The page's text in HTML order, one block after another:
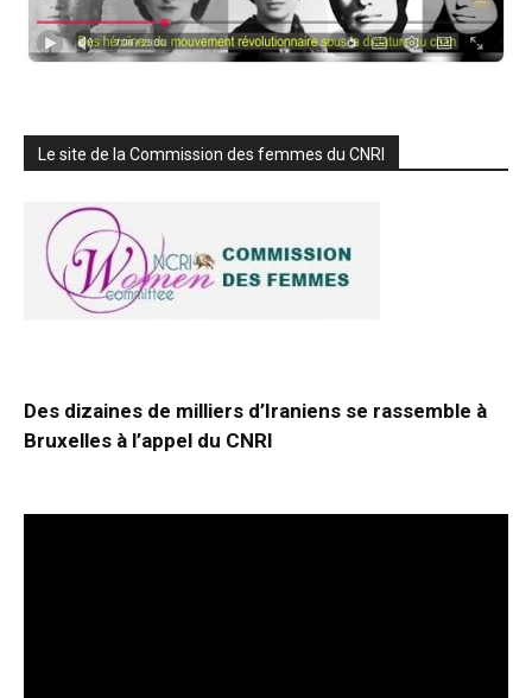
Le site de la Commission des femmes du CNRI
Des dizaines de milliers d’Iraniens se rassemble à
Bruxelles à l’appel du CNRI